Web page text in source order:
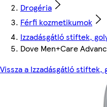
Drogéria
Férfi kozmetikumok
Izzadásgátló stiftek,
Dove Men+Care
Vissza a Izzadásgátló stiftek,